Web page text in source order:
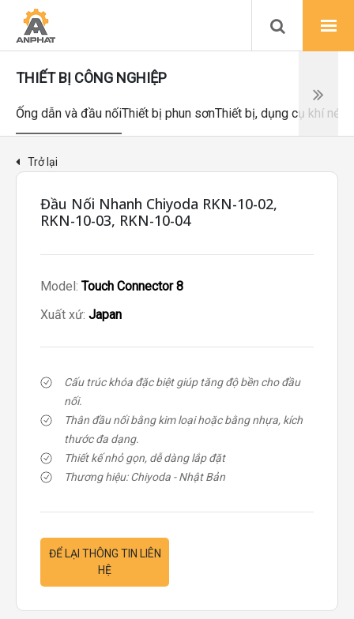
THIẾT BỊ CÔNG NGHIỆP
Ống dẫn và đầu nốiThiết bị phun sơnThiết bị, dụng cụ khí nén
Trở lại
Đầu Nối Nhanh Chiyoda RKN-10-02,
RKN-10-03, RKN-10-04
Model: Touch Connector 8
Xuất xứ: Japan
Cấu trúc khóa đặc biệt giúp tăng độ bền cho đầu
nối.
Thân đầu nối bằng kim loại hoặc bằng nhựa, kích
thước đa dạng.
Thiết kế nhỏ gọn, dễ dàng lắp đặt
Thương hiệu: Chiyoda - Nhật Bản
ĐỂ LẠI THÔNG TIN LIÊN
HỆ